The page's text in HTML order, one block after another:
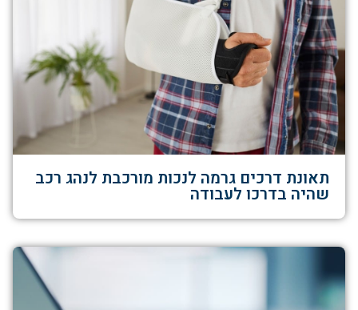
תאונת דרכים גרמה לנכות מורכבת לנהג רכב
שהיה בדרכו לעבודה